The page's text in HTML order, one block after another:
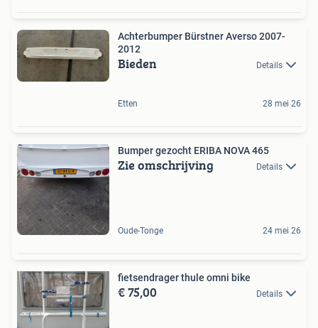
Achterbumper Bürstner Averso 2007-
2012
Bieden Details
Etten 28 mei 26
Bumper gezocht ERIBA NOVA 465
Zie omschrijving Details
Oude-Tonge 24 mei 26
fietsendrager thule omni bike
€ 75,00 Details